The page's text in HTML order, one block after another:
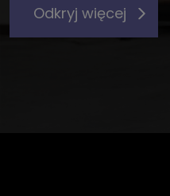
Odkryj więcej